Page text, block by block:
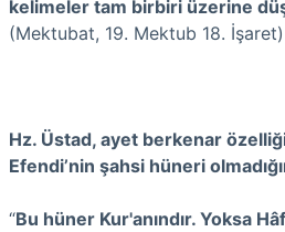
kelimeler tam birbiri üzerine
(Mektubat, 19. Mektub 18. İşaret)
Hz. Üstad, ayet berkenar
Efendi’nin şahsi hüneri
“Bu hüner Kur'anındır. Yoksa